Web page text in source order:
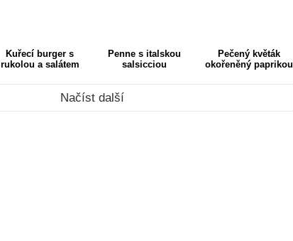
Kuřecí burger s
rukolou a salátem
Penne s italskou
salsicciou
Pečený květák
okořeněný paprikou
Načíst další